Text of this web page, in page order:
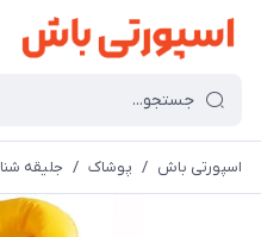
اسپورتی باش / پوشاک / جلیقه شنا intex